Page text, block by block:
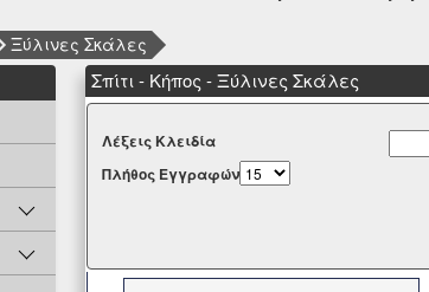
Ξύλινες Σκάλες
Σπίτι - Κήπος - Ξύλινες Σκάλες
Λέξεις Κλειδία
Πλήθος Εγγραφών